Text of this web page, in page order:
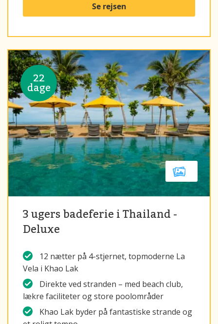
Se rejsen
22
dage
3 ugers badeferie i Thailand -
Deluxe
12 nætter på 4-stjernet, topmoderne La
Vela i Khao Lak
Direkte ved stranden – med beach club,
lækre faciliteter og store poolområder
Khao Lak byder på fantastiske strande og